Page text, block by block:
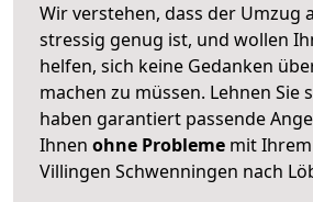
Wir verstehen, dass der Umzug
stressig genug ist, und wollen
helfen, sich keine Gedanken
machen zu müssen. Lehnen Sie
haben garantiert passende
Ihnen ohne Probleme mit
Villingen Schwenningen nach